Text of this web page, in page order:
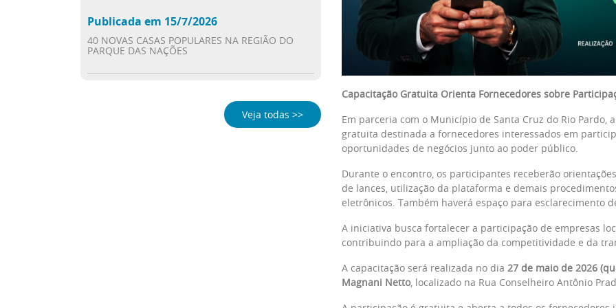
Capacitação Gratuita Orienta Fornecedores sobre
Em parceria com o Município de Santa Cruz do Rio Pardo,
gratuita destinada a fornecedores interessados em
oportunidades de negócios junto ao poder público.
Durante o encontro, os participantes receberão
de lances, utilização da plataforma e demais
eletrônicos. Também haverá espaço para esclarecimento
A iniciativa busca fortalecer a participação de empresas
contribuindo para a ampliação da competitividade e da
A capacitação será realizada no dia 27 de maio de 2026
Magnani Netto, localizado na Rua Conselheiro Antônio
Publicada em 15/7/2026
40 NOVAS CASAS POPULARES NA REGIÃO DO
PARQUE DAS NAÇÕES
Veja todas >>